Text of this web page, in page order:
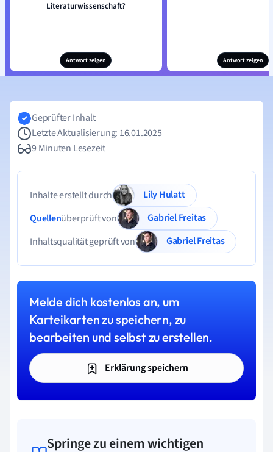
Literaturwissenschaft?
Antwort zeigen Antwort zeigen
Geprüfter Inhalt
Letzte Aktualisierung: 16.01.2025
9 Minuten Lesezeit
Inhalte erstellt durch
Lily Hulatt
Quellenüberprüft von
Gabriel Freitas
Inhaltsqualität geprüft von
Gabriel Freitas
Melde dich kostenlos an, um
Karteikarten zu speichern, zu
bearbeiten und selbst zu erstellen.
Erklärung speichern
Springe zu einem wichtigen